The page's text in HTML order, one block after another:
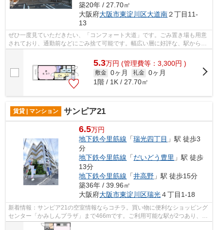
築20年 / 27.70㎡
大阪府大阪市東淀川区大道南２丁目11-
13
ぜひ一度見ていただきたい、「コンフォート大道」です。ごみ置き場も用意
されており、通勤前などにごみ捨て可能です。幅広い層に好評な、駅から徒
歩9分に立地する物件です。高い信頼性...
5.3万円 (管理費等：3,300円 )
敷金 0ヶ月 礼金 0ヶ月
1階 / 1K / 27.70㎡
賃貸 | マンション サンピア21
6.5万円
地下鉄今里筋線 「瑞光四丁目 」駅 徒歩3
分
地下鉄今里筋線 「だいどう豊里 」駅 徒歩
13分
地下鉄今里筋線 「井高野 」駅 徒歩15分
築36年 / 39.96㎡
大阪府大阪市東淀川区瑞光４丁目1-18
新着情報：サンピア21の空室情報ならコチラ。買い物に便利なショッピング
センター「かみしんプラザ」まで466mです。ご利用可能な駅が2つあり、行
き先に応じて乗車駅の使い分けができま...